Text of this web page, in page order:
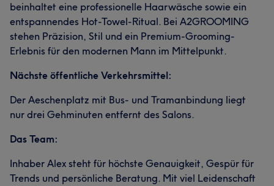
beinhaltet eine professionelle Haarwäsche sowie ein
entspannendes Hot-Towel-Ritual. Bei A2GROOMING
stehen Präzision, Stil und ein Premium-Grooming-
Erlebnis für den modernen Mann im Mittelpunkt.
Nächste öffentliche Verkehrsmittel:
Der Aeschenplatz mit Bus- und Tramanbindung liegt
nur drei Gehminuten entfernt des Salons.
Das Team:
Inhaber Alex steht für höchste Genauigkeit, Gespür für
Trends und persönliche Beratung. Mit viel Leidenschaft